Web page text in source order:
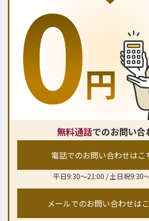
無料通話でのお問い合
電話でのお問い合わせはこ
平日9:30〜21:00 / 土日祝9:30
メールでのお問い合わせは